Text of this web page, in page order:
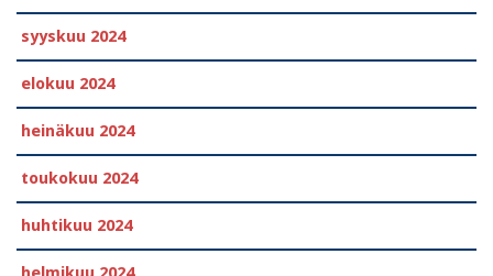
syyskuu 2024
elokuu 2024
heinäkuu 2024
toukokuu 2024
huhtikuu 2024